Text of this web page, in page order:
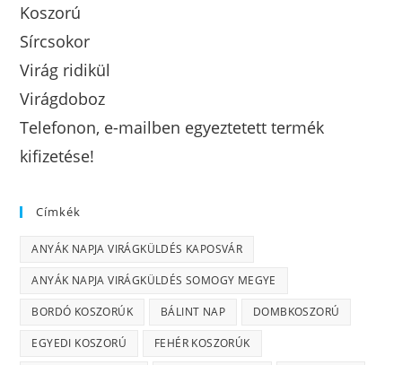
Koszorú
Sírcsokor
Virág ridikül
Virágdoboz
Telefonon, e-mailben egyeztetett termék
kifizetése!
Címkék
ANYÁK NAPJA VIRÁGKÜLDÉS KAPOSVÁR
ANYÁK NAPJA VIRÁGKÜLDÉS SOMOGY MEGYE
BORDÓ KOSZORÚK BÁLINT NAP DOMBKOSZORÚ
EGYEDI KOSZORÚ FEHÉR KOSZORÚK